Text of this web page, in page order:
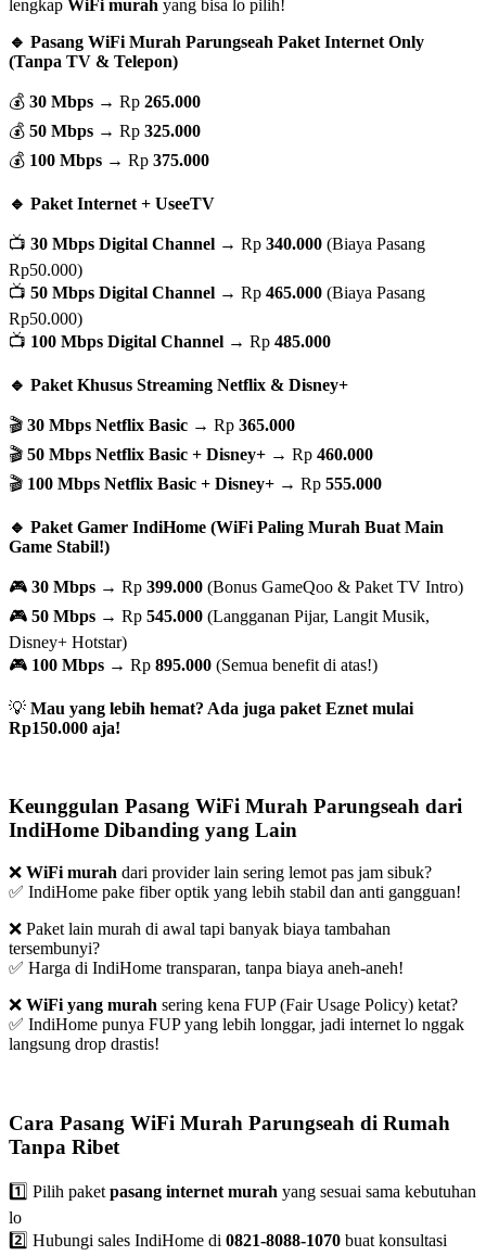
lengkap WiFi murah yang bisa lo pilih!
🔹 Pasang WiFi Murah Parungseah Paket Internet Only
(Tanpa TV & Telepon)
💰 30 Mbps → Rp 265.000
💰 50 Mbps → Rp 325.000
💰 100 Mbps → Rp 375.000
🔹 Paket Internet + UseeTV
📺 30 Mbps Digital Channel → Rp 340.000 (Biaya Pasang
Rp50.000)
📺 50 Mbps Digital Channel → Rp 465.000 (Biaya Pasang
Rp50.000)
📺 100 Mbps Digital Channel → Rp 485.000
🔹 Paket Khusus Streaming Netflix & Disney+
🎬 30 Mbps Netflix Basic → Rp 365.000
🎬 50 Mbps Netflix Basic + Disney+ → Rp 460.000
🎬 100 Mbps Netflix Basic + Disney+ → Rp 555.000
🔹 Paket Gamer IndiHome (WiFi Paling Murah Buat Main
Game Stabil!)
🎮 30 Mbps → Rp 399.000 (Bonus GameQoo & Paket TV Intro)
🎮 50 Mbps → Rp 545.000 (Langganan Pijar, Langit Musik,
Disney+ Hotstar)
🎮 100 Mbps → Rp 895.000 (Semua benefit di atas!)
💡 Mau yang lebih hemat? Ada juga paket Eznet mulai
Rp150.000 aja!
Keunggulan Pasang WiFi Murah Parungseah dari
IndiHome Dibanding yang Lain
❌ WiFi murah dari provider lain sering lemot pas jam sibuk?
✅ IndiHome pake fiber optik yang lebih stabil dan anti gangguan!
❌ Paket lain murah di awal tapi banyak biaya tambahan
tersembunyi?
✅ Harga di IndiHome transparan, tanpa biaya aneh-aneh!
❌ WiFi yang murah sering kena FUP (Fair Usage Policy) ketat?
✅ IndiHome punya FUP yang lebih longgar, jadi internet lo nggak
langsung drop drastis!
Cara Pasang WiFi Murah Parungseah di Rumah
Tanpa Ribet
1️⃣ Pilih paketpasang internet murah yang sesuai sama kebutuhan
lo
2️⃣ Hubungi sales IndiHome di 0821-8088-1070 buat konsultasi